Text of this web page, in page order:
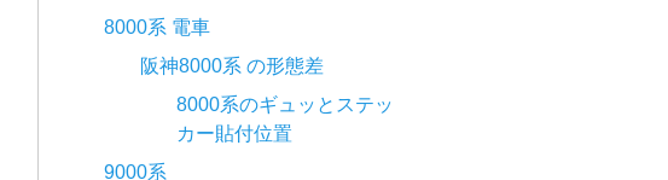
8000系 電車
阪神8000系 の形態差
8000系のギュッとステッ
カー貼付位置
9000系